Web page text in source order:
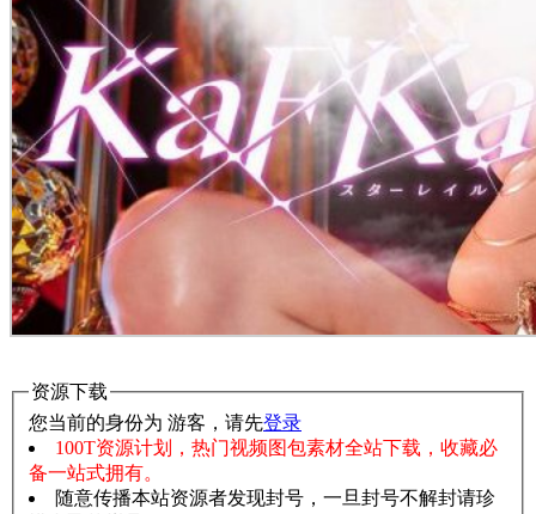
资源下载
您当前的身份为 游客，请先登录
100T资源计划，热门视频图包素材全站下载，收藏必
备一站式拥有。
随意传播本站资源者发现封号，一旦封号不解封请珍